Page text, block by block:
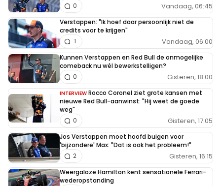
Vandaag, 06:45
0
Verstappen: "Ik hoef daar persoonlijk niet de
credits voor te krijgen"
Vandaag, 06:00
1
Kunnen Verstappen en Red Bull de onmogelijke
comeback nu wél bewerkstelligen?
Gisteren, 18:00
0
INTERVIEW Rocco Coronel ziet grote kansen met
nieuwe Red Bull-aanwinst: "Hij weet de goede
weg"
Gisteren, 17:05
0
Jos Verstappen moet hoofd buigen voor
'bijzondere' Max: "Dat is ook het probleem!"
Gisteren, 16:15
2
Weergaloze Hamilton kent sensationele Ferrari-
wederopstanding